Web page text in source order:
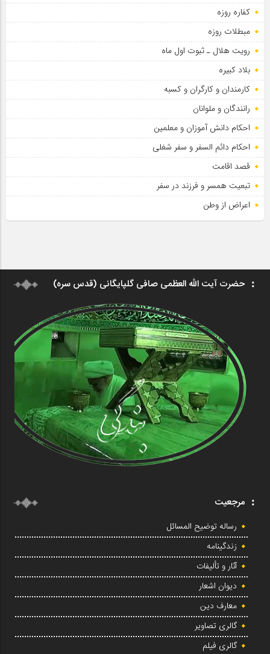
کفاره روزه
مبطلات روزه
رویت هلال ـ ثبوت اول ماه
بلاد کبیره
کارمندان و کارگران و کسبه
رانندگان و ملوانان
احکام دانش آموزان و معلمین
احکام دائم السفر و سفر شغلی
قصد اقامت
تبعیت همسر و فرزند در سفر
اعراض از وطن
حضرت آیت الله العظمی صافی گلپایگانی (قدس سره)
مرجعیت
رساله توضیح المسائل
زندگینامه
آثار و تألیفات
دیوان اشعار
معارف دین
گالری تصاویر
گالری فیلم